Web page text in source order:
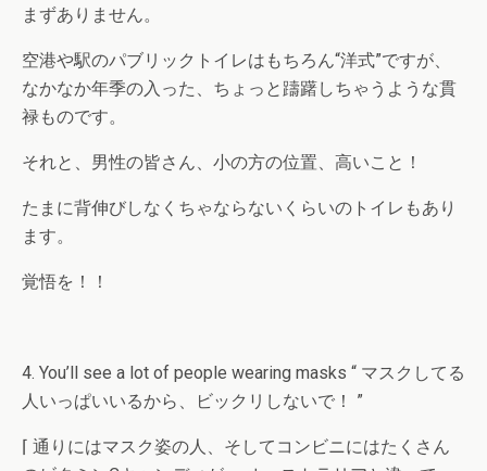
まずありません。
空港や駅のパブリックトイレはもちろん“洋式”ですが、
なかなか年季の入った、ちょっと躊躇しちゃうような貫
禄ものです。
それと、男性の皆さん、小の方の位置、高いこと！
たまに背伸びしなくちゃならないくらいのトイレもあり
ます。
覚悟を！！
4. You’ll see a lot of people wearing masks “ マスクしてる
人いっぱいいるから、ビックリしないで！ ”
⌈ 通りにはマスク姿の人、そしてコンビニにはたくさん